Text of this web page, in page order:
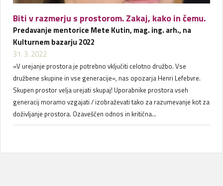
Biti v razmerju s prostorom. Zakaj, kako in čemu.
Predavanje mentorice Mete Kutin, mag. ing. arh., na
Kulturnem bazarju 2022
31. 3. 2022
»V urejanje prostora je potrebno vključiti celotno družbo. Vse
družbene skupine in vse generacije«, nas opozarja Henri Lefebvre.
Skupen prostor velja urejati skupaj! Uporabnike prostora vseh
generacij moramo vzgajati / izobraževati tako za razumevanje kot za
doživljanje prostora. Ozaveščen odnos in kritična...